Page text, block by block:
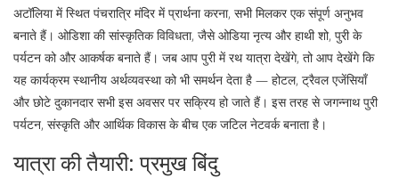
अटॉलिया में स्थित पंचरात्रि मंदिर में प्रार्थना करना, सभी मिलकर एक संपूर्ण अनुभव
बनाते हैं। ओडिशा की सांस्कृतिक विविधता, जैसे ओडिया नृत्य और हाथी शो, पुरी के
पर्यटन को और आकर्षक बनाते हैं। जब आप पुरी में रथ यात्रा देखेंगे, तो आप देखेंगे कि
यह कार्यक्रम स्थानीय अर्थव्यवस्था को भी समर्थन देता है — होटल, ट्रैवल एजेंसियाँ
और छोटे दुकानदार सभी इस अवसर पर सक्रिय हो जाते हैं। इस तरह से जगन्नाथ पुरी
पर्यटन, संस्कृति और आर्थिक विकास के बीच एक जटिल नेटवर्क बनाता है।
यात्रा की तैयारी: प्रमुख बिंदु